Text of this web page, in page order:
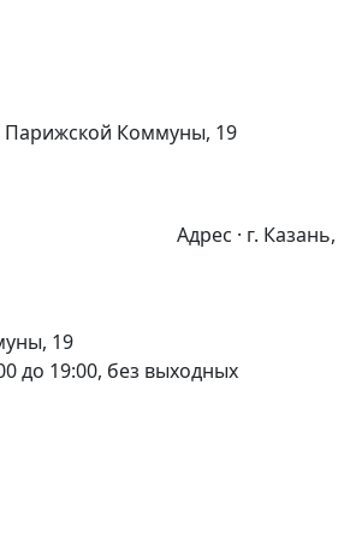
Парижской Коммуны, 19
Адрес · г. Казань,
19
до 19:00, без выходных